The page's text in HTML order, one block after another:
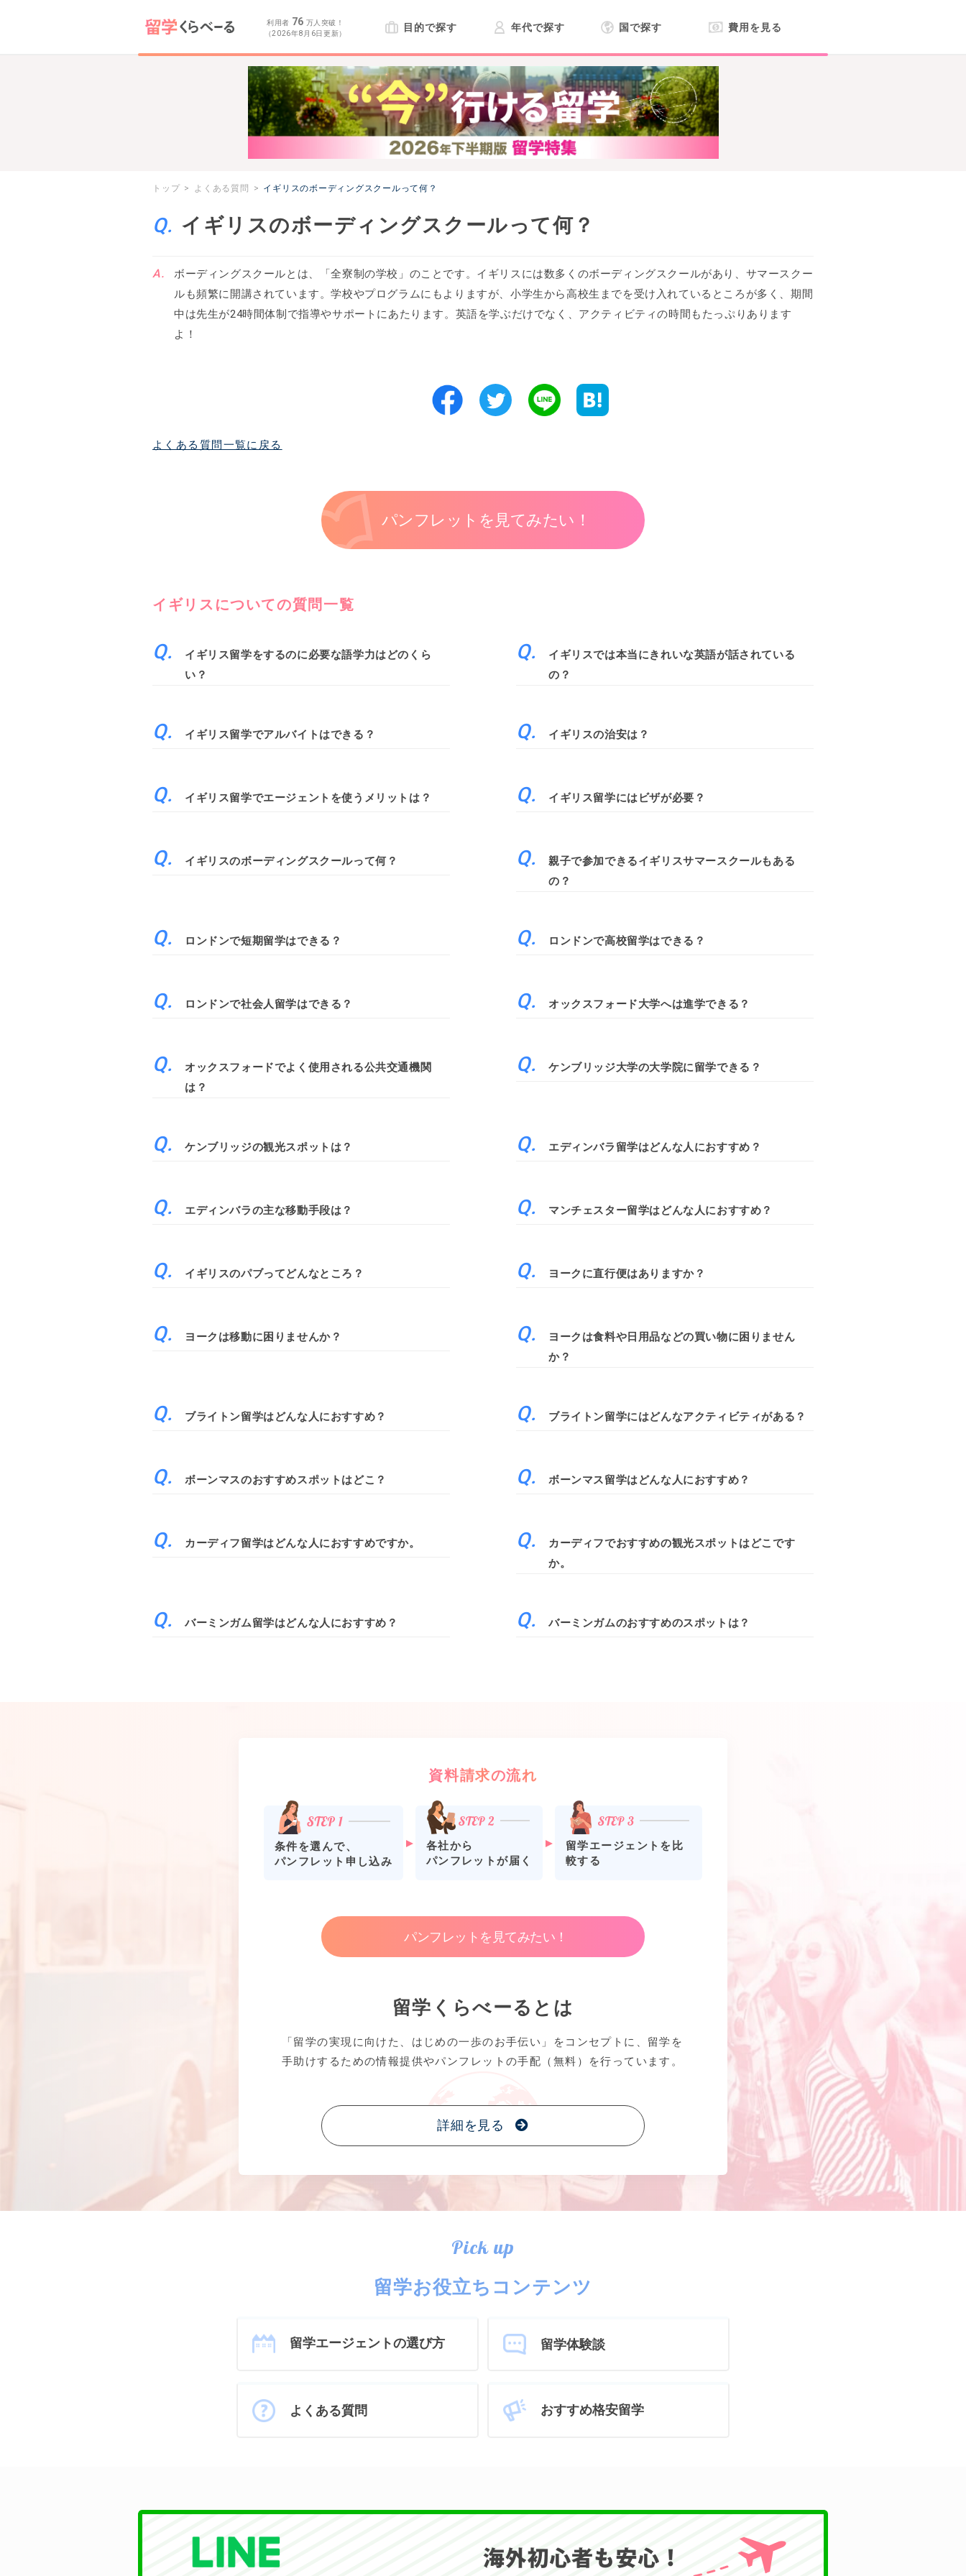
利用者 76 万人突破！
（2026年8月6日更新）
目的で探す 年代で探す 国で探す 費用を見る
トップ よくある質問 イギリスのボーディングスクールって何？
イギリスのボーディングスクールって何？
ボーディングスクールとは、「全寮制の学校」のことです。イギリスには数多くのボーディングスクールがあり、サマースクー
ルも頻繁に開講されています。学校やプログラムにもよりますが、小学生から高校生までを受け入れているところが多く、期間
中は先生が24時間体制で指導やサポートにあたります。英語を学ぶだけでなく、アクティビティの時間もたっぷりあります
よ！
よくある質問一覧に戻る
パンフレットを見てみたい！
イギリスについての質問一覧
イギリス留学をするのに必要な語学力はどのくら
い？
イギリスでは本当にきれいな英語が話されている
の？
イギリス留学でアルバイトはできる？ イギリスの治安は？
イギリス留学でエージェントを使うメリットは？ イギリス留学にはビザが必要？
イギリスのボーディングスクールって何？
親子で参加できるイギリスサマースクールもある
の？
ロンドンで短期留学はできる？ ロンドンで高校留学はできる？
ロンドンで社会人留学はできる？ オックスフォード大学へは進学できる？
オックスフォードでよく使用される公共交通機関
は？
ケンブリッジ大学の大学院に留学できる？
ケンブリッジの観光スポットは？ エディンバラ留学はどんな人におすすめ？
エディンバラの主な移動手段は？ マンチェスター留学はどんな人におすすめ？
イギリスのパブってどんなところ？ ヨークに直行便はありますか？
ヨークは移動に困りませんか？
ヨークは食料や日用品などの買い物に困りません
か？
ブライトン留学はどんな人におすすめ？ ブライトン留学にはどんなアクティビティがある？
ボーンマスのおすすめスポットはどこ？ ボーンマス留学はどんな人におすすめ？
カーディフ留学はどんな人におすすめですか。
カーディフでおすすめの観光スポットはどこです
か。
バーミンガム留学はどんな人におすすめ？ バーミンガムのおすすめのスポットは？
資料請求の流れ
条件を選んで、
パンフレット申し込み
各社から
パンフレットが届く
留学エージェントを比
較する
パンフレットを見てみたい！
留学くらべーるとは
「留学の実現に向けた、はじめの一歩のお手伝い」をコンセプトに、留学を
手助けするための情報提供やパンフレットの手配（無料）を行っています。
詳細を見る
Pick up
留学お役立ちコンテンツ
留学エージェントの選び方 留学体験談
よくある質問 おすすめ格安留学